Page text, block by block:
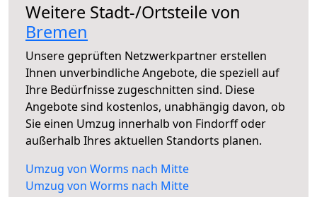
Weitere Stadt-/Ortsteile von
Bremen
Unsere geprüften Netzwerkpartner erstellen
Ihnen unverbindliche Angebote, die speziell auf
Ihre Bedürfnisse zugeschnitten sind. Diese
Angebote sind kostenlos, unabhängig davon, ob
Sie einen Umzug innerhalb von Findorff oder
außerhalb Ihres aktuellen Standorts planen.
Umzug von Worms nach Mitte
Umzug von Worms nach Mitte